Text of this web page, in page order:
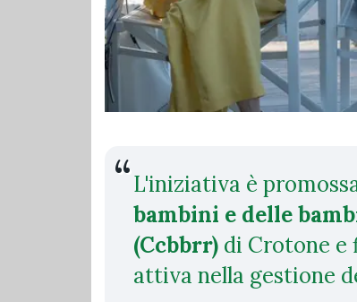
L'iniziativa è
bambini e delle
(Ccbbrr) di Crotone e
attiva nella gestione